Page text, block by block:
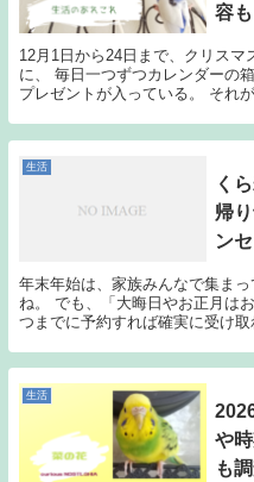
容
12月1日から24日まで、クリスマ
に、 毎日一つずつカレンダーの
プレゼントが入っている。 それ
生活
く
帰
ン
年末年始は、家族みんなで集ま
ね。 でも、「大晦日やお正月は
つまでに予約すれば確実に受け
生活
や
も